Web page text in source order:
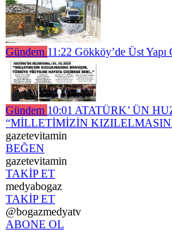
Gündem 11:22 Gökköy’de Üst Yapı
Gündem 10:01 ATATÜRK’ ÜN
“MİLLETİMİZİN
gazetevitamin
BEĞEN
gazetevitamin
TAKİP ET
medyabogaz
TAKİP ET
@bogazmedyatv
ABONE OL